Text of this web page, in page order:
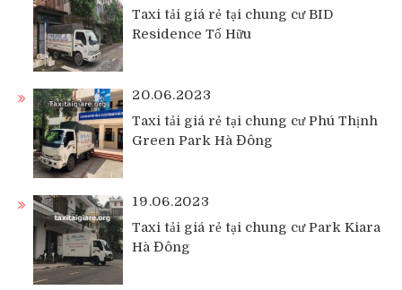
Taxi tải giá rẻ tại chung cư BID
Residence Tố Hữu
20.06.2023
Taxi tải giá rẻ tại chung cư Phú Thịnh
Green Park Hà Đông
19.06.2023
Taxi tải giá rẻ tại chung cư Park Kiara
Hà Đông